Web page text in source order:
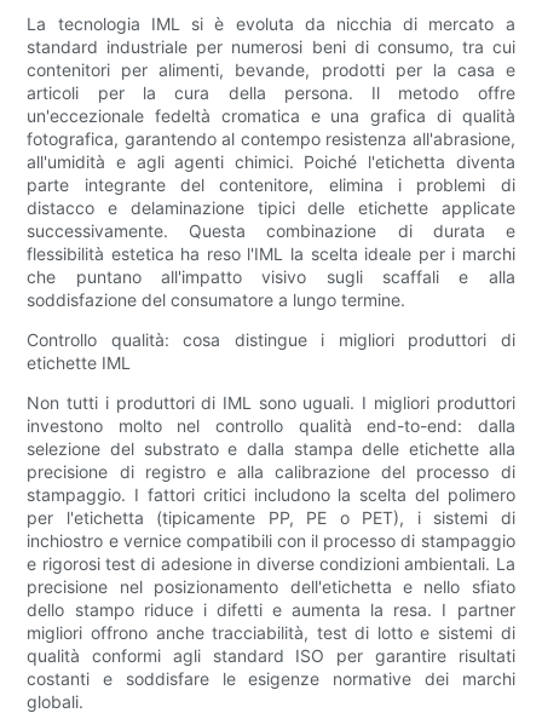
La tecnologia IML si è evoluta da nicchia di mercato a
standard industriale per numerosi beni di consumo, tra cui
contenitori per alimenti, bevande, prodotti per la casa e
articoli per la cura della persona. Il metodo offre
un'eccezionale fedeltà cromatica e una grafica di qualità
fotografica, garantendo al contempo resistenza all'abrasione,
all'umidità e agli agenti chimici. Poiché l'etichetta diventa
parte integrante del contenitore, elimina i problemi di
distacco e delaminazione tipici delle etichette applicate
successivamente. Questa combinazione di durata e
flessibilità estetica ha reso l'IML la scelta ideale per i marchi
che puntano all'impatto visivo sugli scaffali e alla
soddisfazione del consumatore a lungo termine.
Controllo qualità: cosa distingue i migliori produttori di
etichette IML
Non tutti i produttori di IML sono uguali. I migliori produttori
investono molto nel controllo qualità end-to-end: dalla
selezione del substrato e dalla stampa delle etichette alla
precisione di registro e alla calibrazione del processo di
stampaggio. I fattori critici includono la scelta del polimero
per l'etichetta (tipicamente PP, PE o PET), i sistemi di
inchiostro e vernice compatibili con il processo di stampaggio
e rigorosi test di adesione in diverse condizioni ambientali. La
precisione nel posizionamento dell'etichetta e nello sfiato
dello stampo riduce i difetti e aumenta la resa. I partner
migliori offrono anche tracciabilità, test di lotto e sistemi di
qualità conformi agli standard ISO per garantire risultati
costanti e soddisfare le esigenze normative dei marchi
globali.